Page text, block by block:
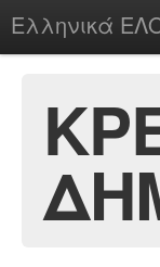
Ελληνικά
chesstu.be @ discord
Login